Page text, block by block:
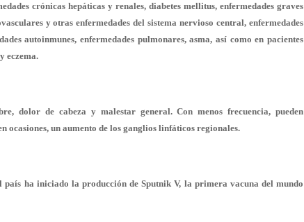
crónicas hepáticas y renales, diabetes mellitus, enfermedades graves
y otras enfermedades del sistema nervioso central, enfermedades
autoinmunes, enfermedades pulmonares, asma, así como en pacientes
eczema.
dolor de cabeza y malestar general. Con menos frecuencia, pueden
ocasiones, un aumento de los ganglios linfáticos regionales.
país ha iniciado la producción de Sputnik V, la primera vacuna del mundo